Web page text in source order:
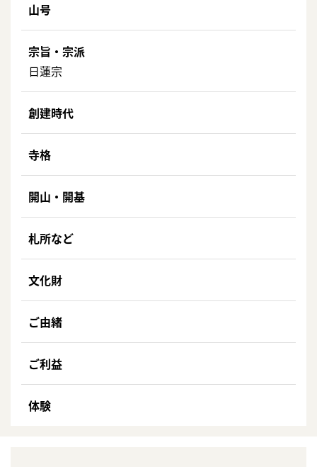
山号
宗旨・宗派
日蓮宗
創建時代
寺格
開山・開基
札所など
文化財
ご由緒
ご利益
体験